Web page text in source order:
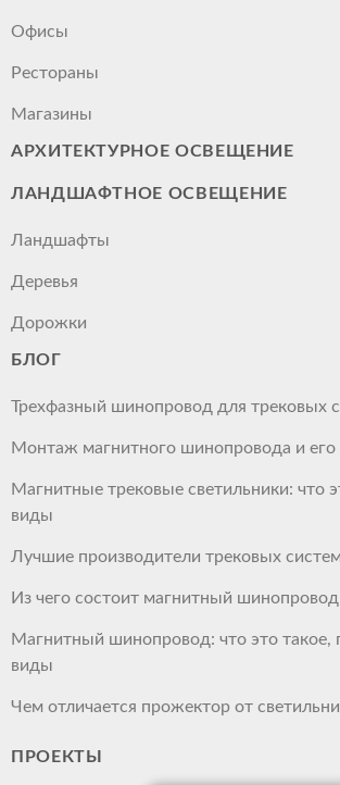
Офисы
Рестораны
Магазины
АРХИТЕКТУРНОЕ ОСВЕЩЕНИЕ
ЛАНДШАФТНОЕ ОСВЕЩЕНИЕ
Ландшафты
Деревья
Дорожки
БЛОГ
Трехфазный шинопровод для трековых
Монтаж магнитного шинопровода и
Магнитные трековые светильники: что
виды
Лучшие производители трековых
Из чего состоит магнитный шинопровод
Магнитный шинопровод: что это такое,
виды
Чем отличается прожектор от
ПРОЕКТЫ